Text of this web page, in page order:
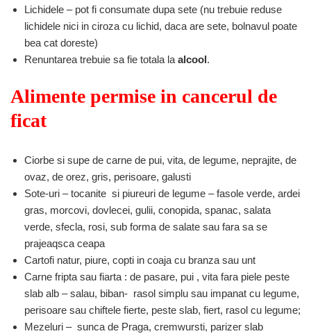
Lichidele – pot fi consumate dupa sete (nu trebuie reduse
lichidele nici in ciroza cu lichid, daca are sete, bolnavul poate
bea cat doreste)
Renuntarea trebuie sa fie totala la alcool.
Alimente permise in cancerul de
ficat
Ciorbe si supe de carne de pui, vita, de legume, neprajite, de
ovaz, de orez, gris, perisoare, galusti
Sote-uri – tocanite si piureuri de legume – fasole verde, ardei
gras, morcovi, dovlecei, gulii, conopida, spanac, salata
verde, sfecla, rosi, sub forma de salate sau fara sa se
prajeaqsca ceapa
Cartofi natur, piure, copti in coaja cu branza sau unt
Carne fripta sau fiarta : de pasare, pui , vita fara piele peste
slab alb – salau, biban- rasol simplu sau impanat cu legume,
perisoare sau chiftele fierte, peste slab, fiert, rasol cu legume;
Mezeluri – sunca de Praga, cremwursti, parizer slab